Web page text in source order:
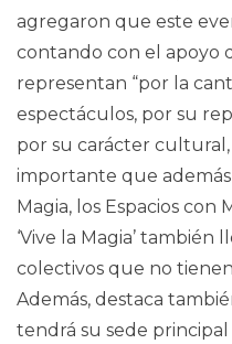
agregaron que este
contando con el apoyo
representan “por la
espectáculos, por su
por su carácter cultural,
importante que además
Magia, los Espacios con
‘Vive la Magia’ también
colectivos que no
Además, destaca
tendrá su sede principal